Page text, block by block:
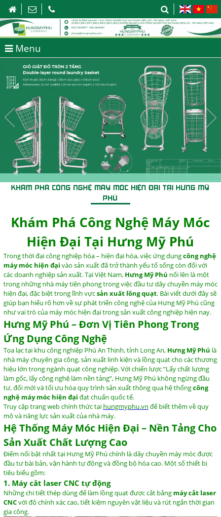
Menu
KHÁM PHÁ CÔNG NGHỆ MÁY MÓC HIỆN ĐẠI TẠI HƯNG MỸ
PHÚ
Khám Phá Công Nghệ Máy Móc
HiệnĐạiTại Hưng Mỹ Phú
Trongthờiđạicông nghiệp hóa – hiện đại hóa,việc ứngdụngcôngnghệ
máymóc hiện đại vào sản xuấtđãtrởthành yếu tố sốngcòn đốivới
cácdoanh nghiệpsản xuất.TạiViệt Nam, HưngMỹPhú nổi lên là một
trong những nhà máytiên phongtrongviệcđầu tưdâychuyền máy móc
hiện đại,đặc biệttrong lĩnh vựcsản xuất lồngquạt. Bàiviếtdướiđâysẽ
giúp bạn hiểu rõ hơn vềsự pháttriển công nghệcủa Hưng Mỹ Phú cũng
nhưvaitrò của máy móc hiện đạitrongsản xuấtcông nghiệp hiện nay.
Hưng MỹPhú –Đơn Vị Tiên PhongTrong
Ứng Dụng Công Nghệ
Tọa lạctại khu công nghiệp Phú An Thịnh,tỉnh LongAn, HưngMỹPhú là
nhà máychuyên giacông,sản xuất linh kiện và lồngquạtcho cácthương
hiệu lớn trong ngành quạtcông nghiệp.Vớichiến lược “Lấychất lượng
làm gốc, lấycông nghệ làm nền tảng”, Hưng Mỹ Phú không ngừngđầu
tư,đổi mớivàtối ưu hóaquytrình sản xuấtthôngqua hệthốngcông
nghệ máymóc hiện đại đạtchuẩn quốctế.
Truycậptrangwebchính thứctại hungmyphu.vn để biếtthêm vềquy
mô và năng lựcsản xuấtcủa nhà máy.
Hệ Thống MáyMóc Hiện Đại – Nền Tảng Cho
Sản Xuất Chất Lượng Cao
Điểm nổi bật nhấttại Hưng Mỹ Phú chính làdâychuyền máy mócđược
đầu tư bài bản,vận hành tựđộngvàđồng bộ hóacao. Mộtsố thiết bị
tiêu biểu gồm:
1. Máy cắt laser CNC tựđộng
Nhữngchitiếtthépdùngđể làm lồngquạtđượccắt bằng máycắt laser
CNCvớiđộ chính xáccao,tiết kiệm nguyên vật liệu và rút ngắn thờigian
giacông.